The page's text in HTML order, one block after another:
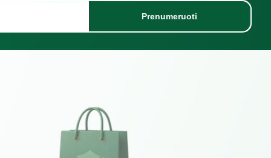
Prenumeruoti